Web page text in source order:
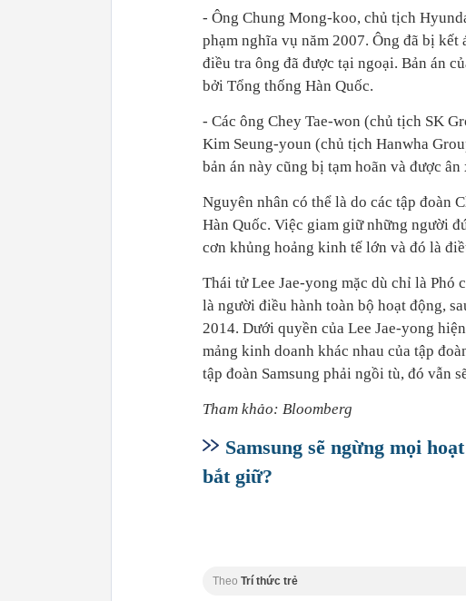
- Ông Chung Mong-koo, chủ tịch
phạm nghĩa vụ năm 2007. Ông đã bị
điều tra ông đã được tại ngoại. Bản án
bởi Tổng thống Hàn Quốc.
- Các ông Chey Tae-won (chủ tịch SK
Kim Seung-youn (chủ tịch Hanwha
bản án này cũng bị tạm hoãn và được
Nguyên nhân có thể là do các tập đoàn
Hàn Quốc. Việc giam giữ những người
cơn khủng hoảng kinh tế lớn và đó là
Thái tử Lee Jae-yong mặc dù chỉ là Phó
là người điều hành toàn bộ hoạt động,
2014. Dưới quyền của Lee Jae-yong
mảng kinh doanh khác nhau của tập
tập đoàn Samsung phải ngồi tù, đó vẫn
Tham khảo: Bloomberg
Samsung sẽ ngừng mọi
bắt giữ?
Theo Trí thức trẻ